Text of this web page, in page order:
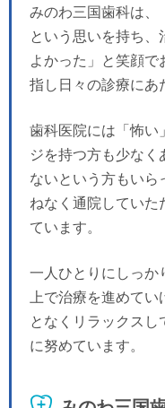
みのわ三国歯科は、
という思いを持ち、
よかった」と笑顔で
指し日々の診療にあ
歯科医院には「怖い
ジを持つ方も少なく
ないという方もいら
ねなく通院していた
ています。
一人ひとりにしっか
上で治療を進めて
となくリラックスし
に努めています。